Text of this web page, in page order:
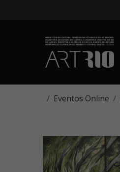
Eventos Online